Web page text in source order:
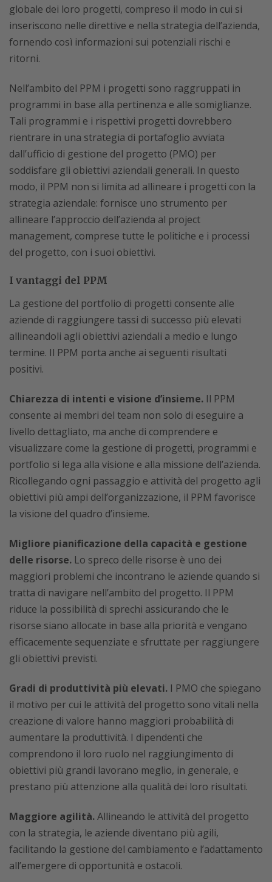
globale dei loro progetti, compreso il modo in cui si
inseriscono nelle direttive e nella strategia dell’azienda,
fornendo così informazioni sui potenziali rischi e
ritorni.
Nell’ambito del PPM i progetti sono raggruppati in
programmi in base alla pertinenza e alle somiglianze.
Tali programmi e i rispettivi progetti dovrebbero
rientrare in una strategia di portafoglio avviata
dall’ufficio di gestione del progetto (PMO) per
soddisfare gli obiettivi aziendali generali. In questo
modo, il PPM non si limita ad allineare i progetti con la
strategia aziendale: fornisce uno strumento per
allineare l’approccio dell’azienda al project
management, comprese tutte le politiche e i processi
del progetto, con i suoi obiettivi.
I vantaggi del PPM
La gestione del portfolio di progetti consente alle
aziende di raggiungere tassi di successo più elevati
allineandoli agli obiettivi aziendali a medio e lungo
termine. Il PPM porta anche ai seguenti risultati
positivi.
Chiarezza di intenti e visione d’insieme. Il PPM
consente ai membri del team non solo di eseguire a
livello dettagliato, ma anche di comprendere e
visualizzare come la gestione di progetti, programmi e
portfolio si lega alla visione e alla missione dell’azienda.
Ricollegando ogni passaggio e attività del progetto agli
obiettivi più ampi dell’organizzazione, il PPM favorisce
la visione del quadro d’insieme.
Migliore pianificazione della capacità e gestione
delle risorse. Lo spreco delle risorse è uno dei
maggiori problemi che incontrano le aziende quando si
tratta di navigare nell’ambito del progetto. Il PPM
riduce la possibilità di sprechi assicurando che le
risorse siano allocate in base alla priorità e vengano
efficacemente sequenziate e sfruttate per raggiungere
gli obiettivi previsti.
Gradi di produttività più elevati. I PMO che spiegano
il motivo per cui le attività del progetto sono vitali nella
creazione di valore hanno maggiori probabilità di
aumentare la produttività. I dipendenti che
comprendono il loro ruolo nel raggiungimento di
obiettivi più grandi lavorano meglio, in generale, e
prestano più attenzione alla qualità dei loro risultati.
Maggiore agilità.Allineando le attività del progetto
con la strategia, le aziende diventano più agili,
facilitando la gestione del cambiamento e l’adattamento
all’emergere di opportunità e ostacoli.